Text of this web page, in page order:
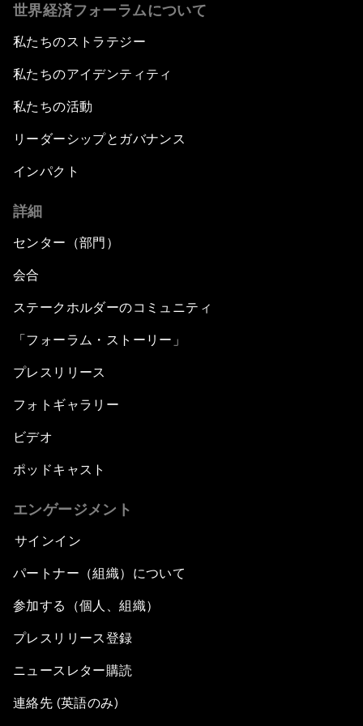
世界経済フォーラムについて
私たちのストラテジー
私たちのアイデンティティ
私たちの活動
リーダーシップとガバナンス
インパクト
詳細
センター（部門）
会合
ステークホルダーのコミュニティ
「フォーラム・ストーリー」
プレスリリース
フォトギャラリー
ビデオ
ポッドキャスト
エンゲージメント
サインイン
パートナー（組織）について
参加する（個人、組織）
プレスリリース登録
ニュースレター購読
連絡先 (英語のみ)